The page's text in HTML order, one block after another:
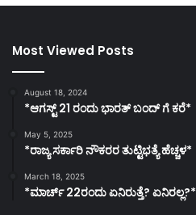
Most Viewed Posts
August 18, 2024
*ಆಗಸ್ಟ್ 21 ರಂದು ಭಾರತ್‌ ಬಂದ್‌ ಗೆ ಕರೆ*
May 5, 2025
*ರಾಜ್ಯ ಸರ್ಕಾರಿ ನೌಕರರ ತುಟ್ಟಿಭತ್ಯೆ ಹೆಚ್ಚಳ*
March 18, 2025
*ಮಾರ್ಚ್ 22ರಂದು ಏನಿರುತ್ತೆ? ಏನಿರಲ್ಲ?*